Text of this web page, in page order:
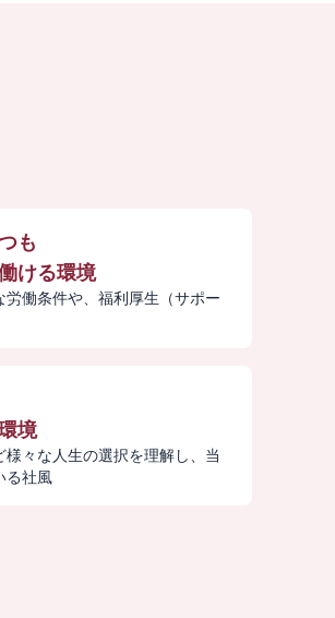
も
ける環境
労働条件や、福利厚生（サポー
境
様々な人生の選択を理解し、当
る社風